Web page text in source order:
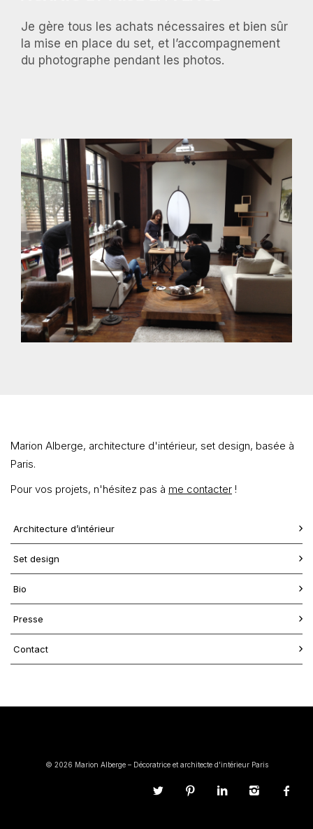
Je gère tous les achats nécessaires et bien sûr
la mise en place du set, et l’accompagnement
du photographe pendant les photos.
Marion Alberge, architecture d'intérieur, set design, basée à
Paris.
Pour vos projets, n'hésitez pas à me contacter !
Architecture d’intérieur
Set design
Bio
Presse
Contact
© 2026 Marion Alberge – Décoratrice et architecte d'intérieur Paris